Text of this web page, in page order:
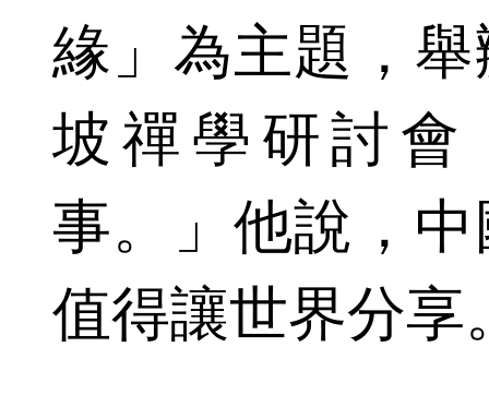
緣」為主題，
坡禪學研討會
事。」他說，
值得讓世界分享